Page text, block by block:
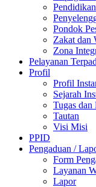
Pondok
Zakat dan
Zona
Pelayanan
Profil
Profil
Sejarah
Tugas dan
Tautan
Visi Misi
PPID
Pengaduan /
Form
Layanan
Lapor